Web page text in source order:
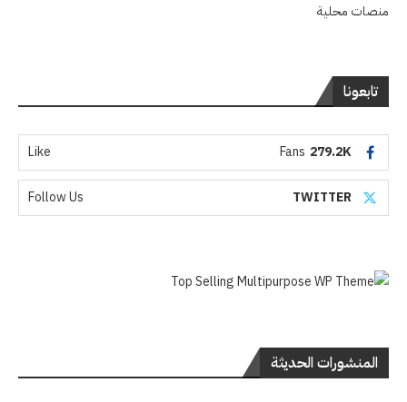
منصات محلية
تابعونا
279.2K
Fans
Like
TWITTER
Follow Us
المنشورات الحديثة